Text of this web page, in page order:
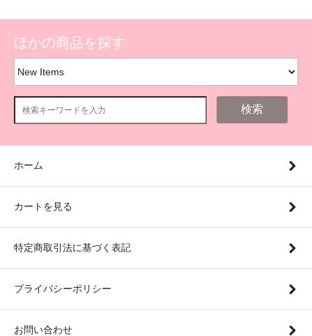
ほかの商品を探す
検索
ホーム
カートを見る
特定商取引法に基づく表記
プライバシーポリシー
お問い合わせ